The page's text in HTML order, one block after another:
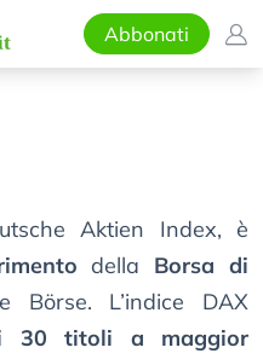
Abbonati
Aktien Index, è
della Borsa di
Börse. L’indice DAX
30 titoli a maggior